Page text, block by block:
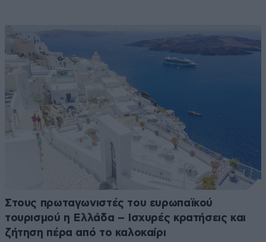
Στους πρωταγωνιστές του ευρωπαϊκού
τουρισμού η Ελλάδα – Ισχυρές κρατήσεις και
ζήτηση πέρα από το καλοκαίρι